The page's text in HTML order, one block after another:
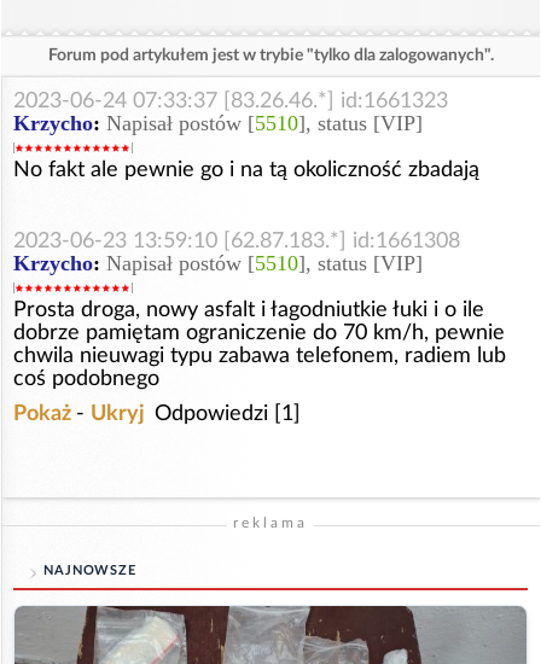
Forum pod artykułem jest w trybie "tylko dla zalogowanych".
2023-06-24 07:33:37 [83.26.46.*] id:1661323
Krzycho: Napisał postów [5510], status [VIP]
No fakt ale pewnie go i na tą okoliczność zbadają
2023-06-23 13:59:10 [62.87.183.*] id:1661308
Krzycho: Napisał postów [5510], status [VIP]
Prosta droga, nowy asfalt i łagodniutkie łuki i o ile
dobrze pamiętam ograniczenie do 70 km/h, pewnie
chwila nieuwagi typu zabawa telefonem, radiem lub
coś podobnego
Pokaż - Ukryj Odpowiedzi [1]
reklama
NAJNOWSZE